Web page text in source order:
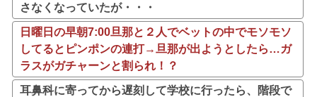
さなくなっていたが・・・
日曜日の早朝7:00旦那と２人でベットの中でモソモソ
してるとピンポンの連打→旦那が出ようとしたら…ガ
ラスがガチャーンと割られ！？
耳鼻科に寄ってから遅刻して学校に行ったら、階段で